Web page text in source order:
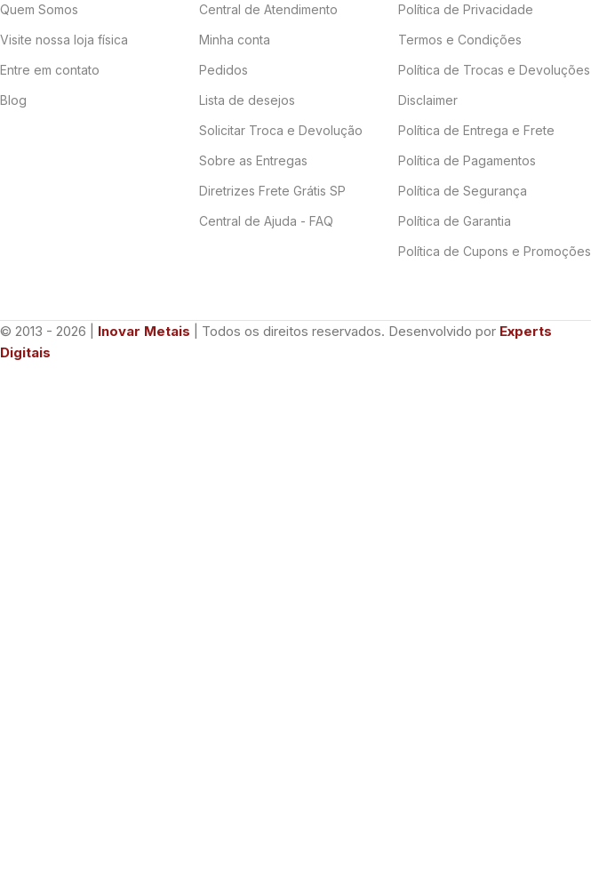
Quem Somos
Visite nossa loja física
Entre em contato
Blog
Central de Atendimento
Minha conta
Pedidos
Lista de desejos
Solicitar Troca e Devolução
Sobre as Entregas
Diretrizes Frete Grátis SP
Central de Ajuda - FAQ
Política de Privacidade
Termos e Condições
Política de Trocas e Devoluções
Disclaimer
Política de Entrega e Frete
Política de Pagamentos
Política de Segurança
Política de Garantia
Política de Cupons e Promoções
© 2013 - 2026 | Inovar Metais | Todos os direitos reservados. Desenvolvido por Experts
Digitais